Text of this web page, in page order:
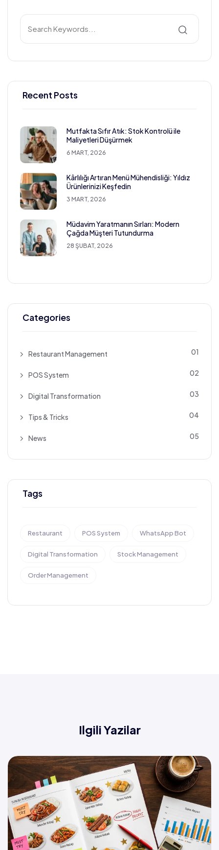
Recent Posts
Mutfakta Sıfır Atık: Stok Kontrolü ile
Maliyetleri Düşürmek
6 MART, 2026
Kârlılığı Artıran Menü Mühendisliği: Yıldız
Ürünlerinizi Keşfedin
3 MART, 2026
Müdavim Yaratmanın Sırları: Modern
Çağda Müşteri Tutundurma
28 ŞUBAT, 2026
Categories
Restaurant Management 01
POS System 02
Digital Transformation 03
Tips & Tricks 04
News 05
Tags
Restaurant POS System WhatsApp Bot
Digital Transformation Stock Management
Order Management
Ilgili Yazilar